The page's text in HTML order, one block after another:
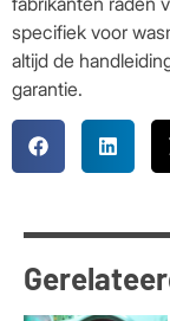
specifiek voor
altijd de
garantie.